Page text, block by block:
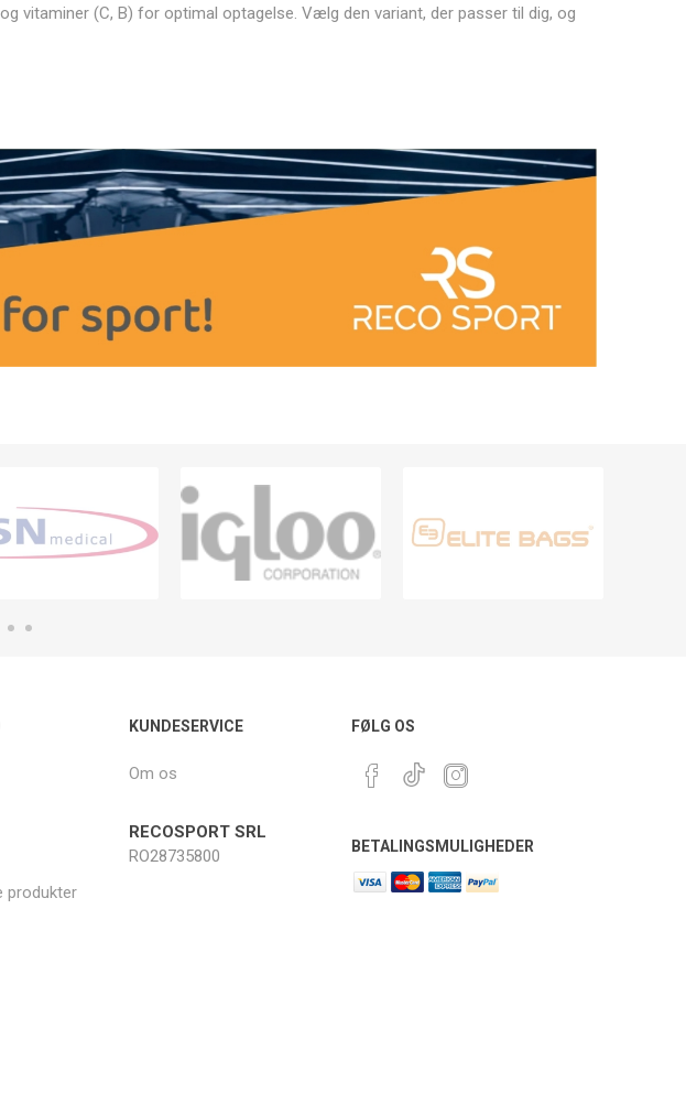
vitaminer (C, B) for optimal optagelse. Vælg den variant, der passer til dig, og
produkter
KUNDESERVICE
Om os
RECOSPORT SRL
RO28735800
FØLG OS
BETALINGSMULIGHEDER